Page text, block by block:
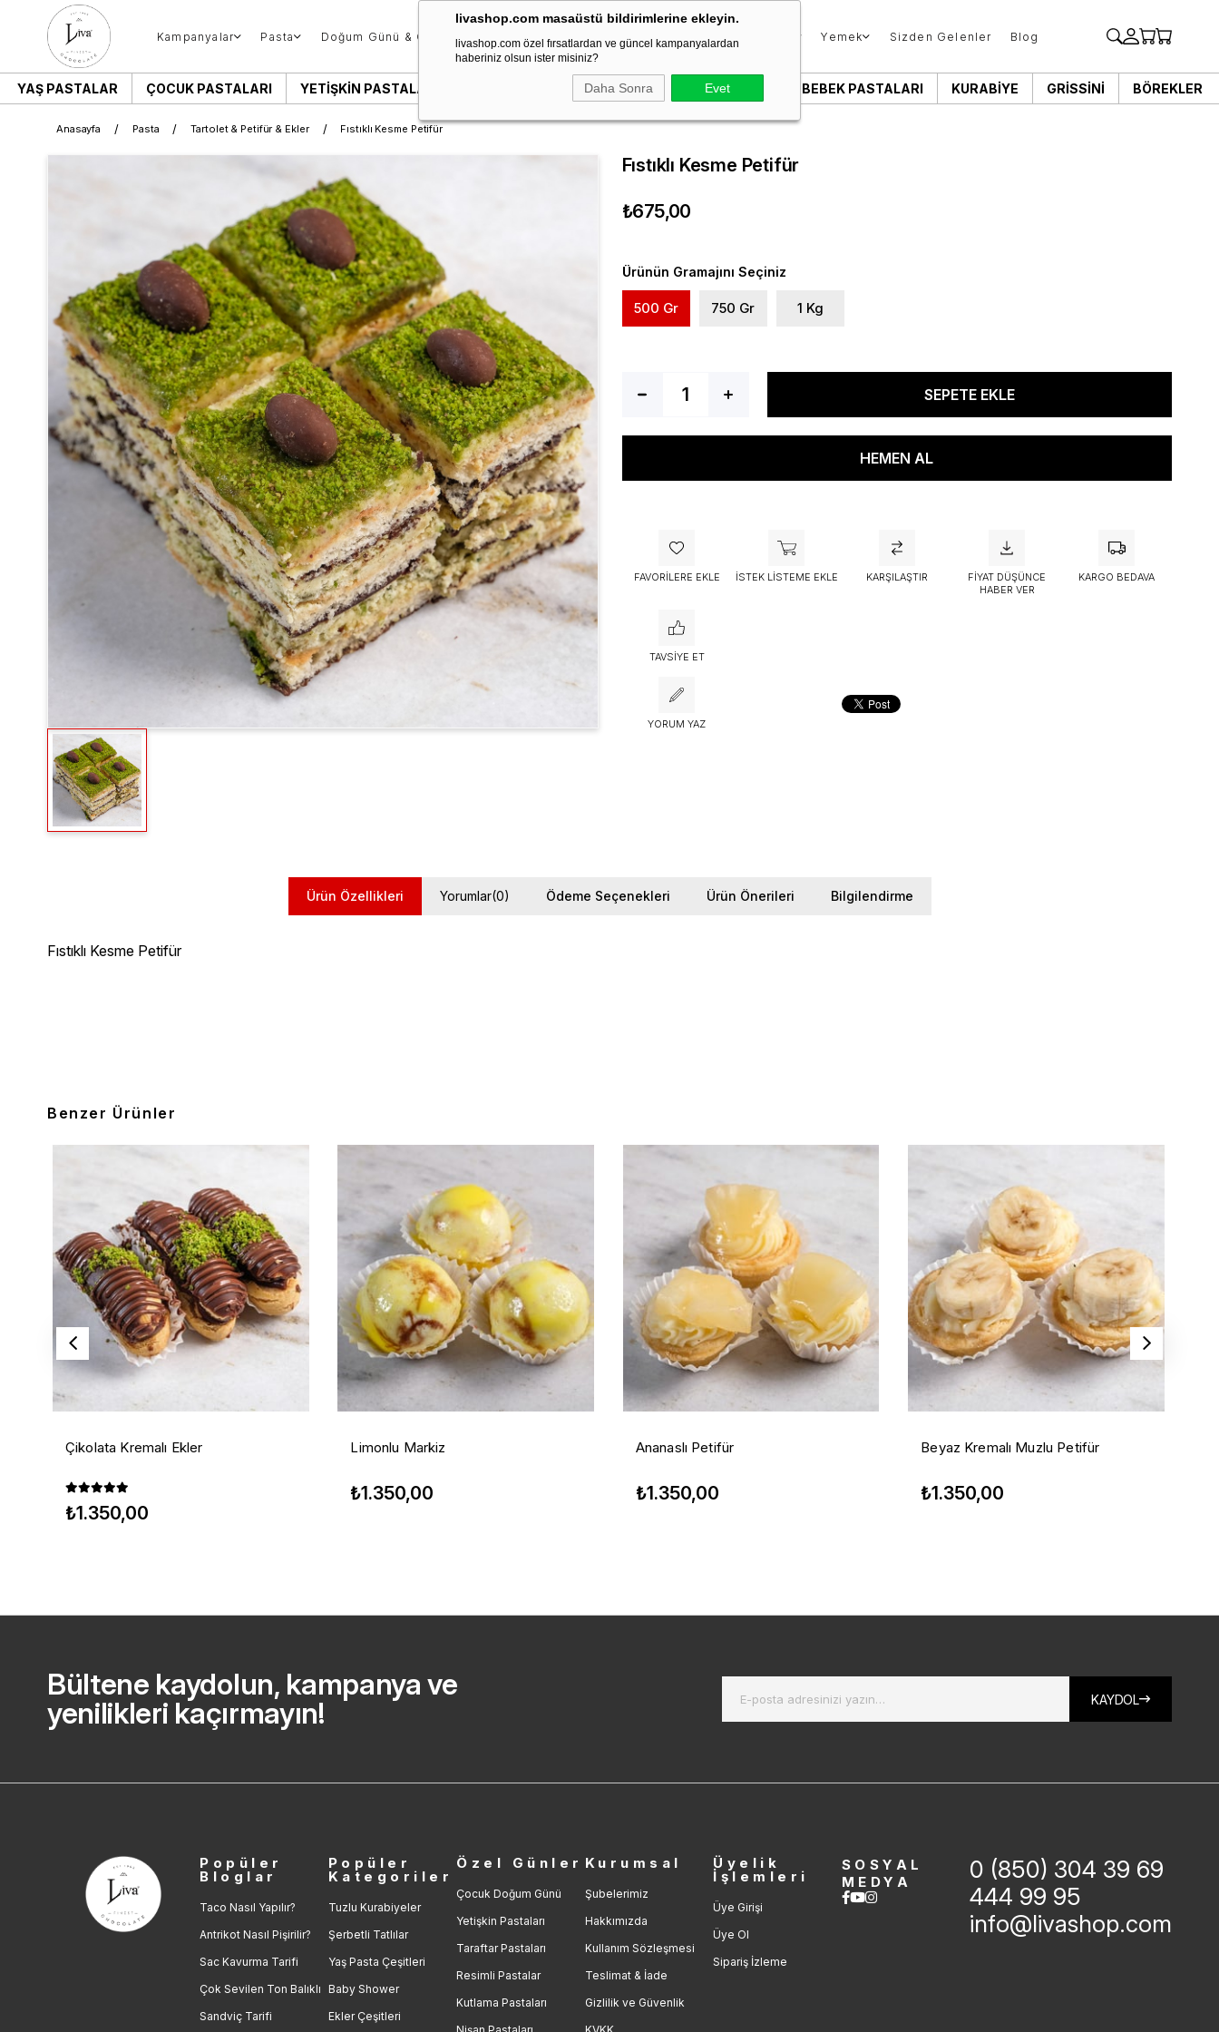
livashop.com masaüstü bildirimlerine ekleyin.
livashop.com özel fırsatlardan ve güncel kampanyalardan
haberiniz olsun ister misiniz?
Daha Sonra Evet
Kampanyalar Pasta Doğum Günü & Özel Gün Donut & Berliner Çikolata Tatlı & Kurabiye Yemek Sizden Gelenler Blog
YAŞ PASTALAR ÇOCUK PASTALARI YETIŞKIN PASTALARI SÖZ & NIŞAN PASTALARI BEBEK PASTALARI KURABIYE GRISSINI BÖREKLER
Anasayfa Pasta Tartolet & Petifür & Ekler Fıstıklı Kesme Petifür
Fıstıklı Kesme Petifür
₺675,00
Ürünün Gramajını Seçiniz
500 Gr 750 Gr 1 Kg
FAVORILERE EKLE İSTEK LISTEME EKLE KARŞILAŞTIR
FIYAT DÜŞÜNCE
HABER VER
KARGO BEDAVA
TAVSIYE ET
YORUM YAZ
Ürün Özellikleri Yorumlar(0) Ödeme Seçenekleri Ürün Önerileri Bilgilendirme
Fıstıklı Kesme Petifür
Benzer Ürünler
Çikolata Kremalı Ekler
₺1.350,00
Limonlu Markiz
₺1.350,00
Ananaslı Petifür
₺1.350,00
Beyaz Kremalı Muzlu Petifür
₺1.350,00
Bültene kaydolun, kampanya ve
yenilikleri kaçırmayın!
KAYDOL
Popüler
Bloglar
Taco Nasıl Yapılır?
Antrikot Nasıl Pişirilir?
Sac Kavurma Tarifi
Çok Sevilen Ton Balıklı
Sandviç Tarifi
Popüler
Kategoriler
Tuzlu Kurabiyeler
Şerbetli Tatlılar
Yaş Pasta Çeşitleri
Baby Shower
Ekler Çeşitleri
Özel Günler
Çocuk Doğum Günü
Yetişkin Pastaları
Taraftar Pastaları
Resimli Pastalar
Kutlama Pastaları
Kurumsal
Şubelerimiz
Hakkımızda
Kullanım Sözleşmesi
Teslimat & İade
Gizlilik ve Güvenlik
Üyelik
İşlemleri
Üye Girişi
Üye Ol
Sipariş İzleme
SOSYAL
MEDYA
0 (850) 304 39 69
444 99 95
info@livashop.com